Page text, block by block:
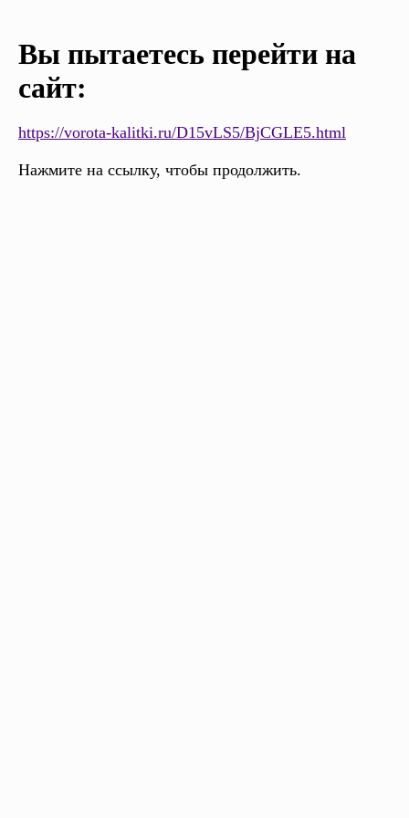
Вы пытаетесь перейти на
сайт:
https://vorota-kalitki.ru/D15vLS5/BjCGLE5.html
Нажмите на ссылку, чтобы продолжить.